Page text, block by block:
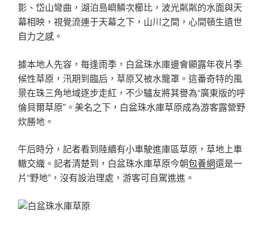
影、岱山彎曲，湖泊島嶼鱗次櫛比，波光粼粼的水面與天
幕相映，視覺流連于天幕之下，山川之間，心間頓生遺世
自力之感。
據本地人先容，每逢雨季，白盆珠水庫邊會顯露年夜片季
候性草原，汛期到臨后，草原又被水籠罩。這番奇特的風
景在珠三角地域逐步走紅，不少驢友將其譽為“廣東版的呼
倫貝爾草原”。美名之下，白盆珠水庫草原成為游客露營野
炊勝地。
午后時分，記者看到陸續有小車駛進庫區草原，草地上車
轍交織。記者清楚到，白盆珠水庫草原今朝包養網還是一
片“野地”，沒有設治理處，游客可自駕進進。
白盆珠水庫草原